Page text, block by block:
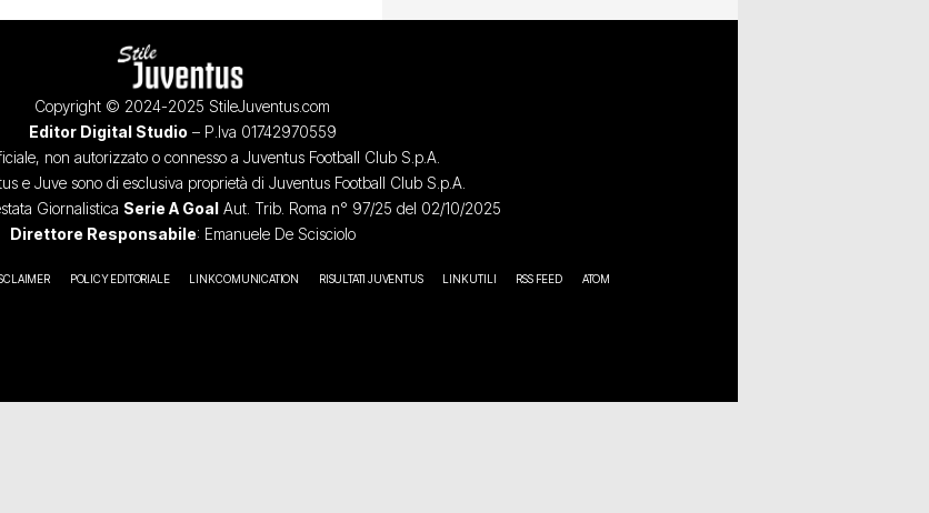
Copyright © 2024-2025 StileJuventus.com
Editor Digital Studio – P.Iva 01742970559
non autorizzato o connesso a Juventus Football Club S.p.A.
e Juve sono di esclusiva proprietà di Juventus Football Club S.p.A.
Giornalistica Serie A GoalAut. Trib. Roma n° 97/25 del 02/10/2025
Direttore Responsabile: Emanuele De Scisciolo
POLICY EDITORIALE LINK COMUNICATION RISULTATI JUVENTUS LINK UTILI RSS FEED ATOM